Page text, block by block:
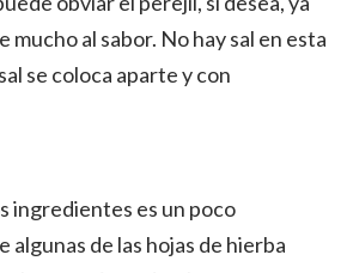
mucho al sabor. No hay sal en esta
se coloca aparte y con
ingredientes es un poco
algunas de las hojas de hierba